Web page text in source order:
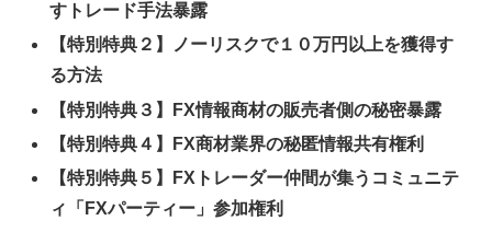
すトレード手法暴露
【特別特典２】ノーリスクで１０万円以上を獲得す
る方法
【特別特典３】FX情報商材の販売者側の秘密暴露
【特別特典４】FX商材業界の秘匿情報共有権利
【特別特典５】FXトレーダー仲間が集うコミュニテ
ィ「FXパーティー」参加権利